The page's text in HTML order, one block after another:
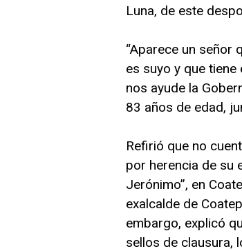
Luna, de este
“Aparece un señor
es suyo y que
nos ayude la
83 años de edad,
Refirió que no
por herencia de su
Jerónimo”, en
exalcalde de
embargo, explicó
sellos de clausura,